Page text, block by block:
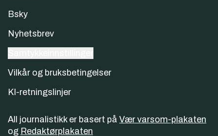
Bsky
Nyhetsbrev
Vilkår og bruksbetingelser
KI-retningslinjer
All journalistikk er basert på Vær varsom-plakaten
og Redaktørplakaten